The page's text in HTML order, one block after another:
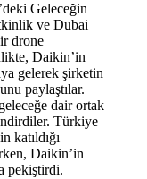
Geleceğin
ve Dubai
drone
Daikin’in
gelerek şirketin
paylaştılar.
dair ortak
Türkiye
katıldığı
Daikin’in
pekiştirdi.